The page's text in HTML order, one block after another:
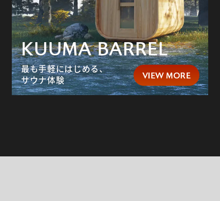
KUUMA BARREL
最も手軽にはじめる、
サウナ体験
VIEW MORE
VIEW MORE